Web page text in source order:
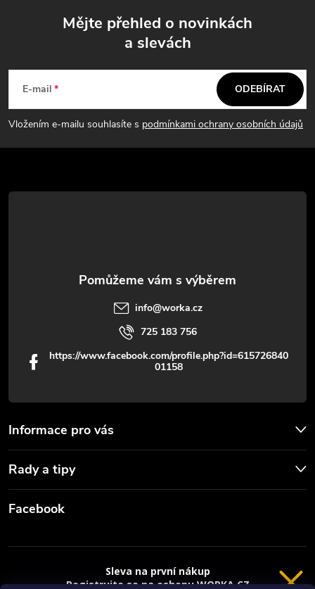
p
t
Mějte přehled o novinkách
a slevách
E-mail
Vložením e-mailu souhlasíte s podmínkami ochrany osobních údajů
ODEBÍRAT
Informace pro vás
Rady a tipy
info@worka.cz
725 183 756
https://www.facebook.com/profile.php?id=615726840
01158
Facebook
Sleva na první nákup
Registrujte se na eshopu WORKA.CZ